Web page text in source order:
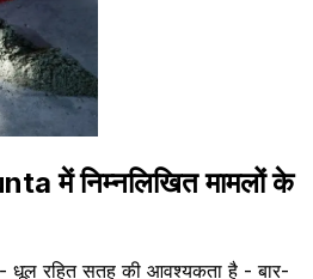
में निम्नलिखित मामलों के
- धूल रहित सतह की आवश्यकता है - बार-